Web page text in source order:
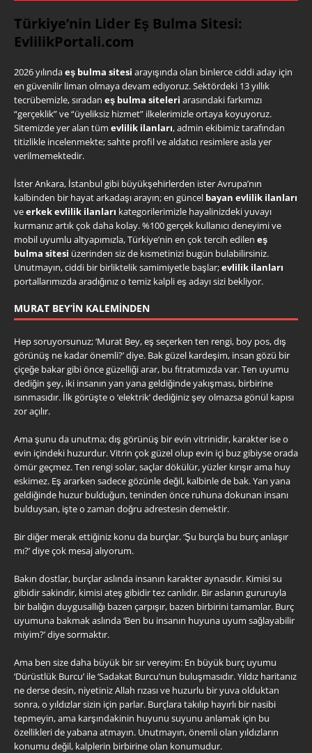
Türkiye’nin Lider Eş Bulma Sitesi:
EvlilikPortali.com
2026 yılındaeş bulma sitesi arayışında olan binlerce ciddi aday için
en güvenilir liman olmaya devam ediyoruz. Sektördeki 13 yıllık
tecrübemizle, sıradan eş bulma siteleri arasındaki farkımızı
“gerçeklik” ve “üyeliksiz hizmet” ilkelerimizle ortaya koyuyoruz.
Sitemizde yer alan tüm evlilik ilanları, admin ekibimiz tarafından
titizlikle incelenmekte; sahte profil ve aldatıcı resimlere asla yer
verilmemektedir.
İster Ankara, İstanbul gibi büyükşehirlerden ister Avrupa’nın
kalbinden bir hayat arkadaşı arayın; en güncel bayan evlilik ilanları
veerkek evlilik ilanları kategorilerimizle hayalinizdeki yuvayı
kurmanız artık çok daha kolay. %100 gerçek kullanıcı deneyimi ve
mobil uyumlu altyapımızla, Türkiye’nin en çok tercih edilen eş
bulma sitesi üzerinden siz de kısmetinizi bugün bulabilirsiniz.
Unutmayın, ciddi bir birliktelik samimiyetle başlar;evlilik ilanları
portallarımızda aradığınız o temiz kalpli eş adayı sizi bekliyor.
MURAT BEY’IN KALEMINDEN
Hep soruyorsunuz; ‘Murat Bey, eş seçerken ten rengi, boy pos, dış
görünüş ne kadar önemli?’ diye. Bak güzel kardeşim, insan gözü bir
çiçeğe bakar gibi önce güzelliği arar, bu fıtratımızda var. Ten uyumu
dediğin şey, iki insanın yan yana geldiğinde yakışması, birbirine
ısınmasıdır. İlk görüşte o ‘elektrik’ dediğiniz şey olmazsa gönül kapısı
zor açılır.
Ama şunu da unutma; dış görünüş bir evin vitrinidir, karakter ise o
evin içindeki huzurdur. Vitrin çok güzel olup evin içi buz gibiyse orada
ömür geçmez. Ten rengi solar, saçlar dökülür, yüzler kırışır ama huy
eskimez. Eş ararken sadece gözünle değil, kalbinle de bak. Yan yana
geldiğinde huzur bulduğun, teninden önce ruhuna dokunan insanı
bulduysan, işte o zaman doğru adrestesin demektir.
Bir diğer merak ettiğiniz konu da burçlar. ‘Şu burçla bu burç anlaşır
mı?’ diye çok mesaj alıyorum.
Bakın dostlar, burçlar aslında insanın karakter aynasıdır. Kimisi su
gibidir sakindir, kimisi ateş gibidir tez canlıdır. Bir aslanın gururuyla
bir balığın duygusallığı bazen çarpışır, bazen birbirini tamamlar. Burç
uyumuna bakmak aslında ‘Ben bu insanın huyuna uyum sağlayabilir
miyim?’ diye sormaktır.
Ama ben size daha büyük bir sır vereyim: En büyük burç uyumu
‘Dürüstlük Burcu’ ile ‘Sadakat Burcu’nun buluşmasıdır. Yıldız haritanız
ne derse desin, niyetiniz Allah rızası ve huzurlu bir yuva olduktan
sonra, o yıldızlar sizin için parlar. Burçlara takılıp hayırlı bir nasibi
tepmeyin, ama karşındakinin huyunu suyunu anlamak için bu
özellikleri de yabana atmayın. Unutmayın, önemli olan yıldızların
konumu değil, kalplerin birbirine olan konumudur.